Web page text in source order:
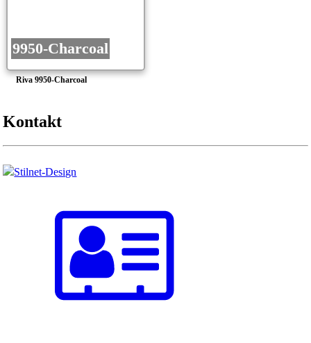
Riva 9950-Charcoal
9950-Charcoal
Kontakt
Stilnet-Design